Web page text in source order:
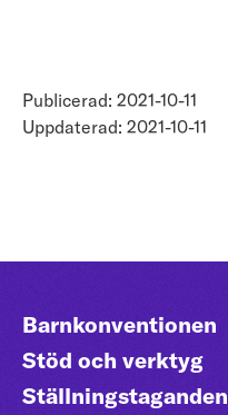
Publicerad: 2021-10-11
Uppdaterad: 2021-10-11
Barnkonventionen
Stöd och verktyg
Ställningstaganden